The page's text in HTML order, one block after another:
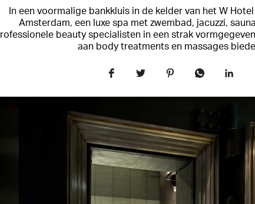
In een voormalige bankkluis in de kelder van het W
Amsterdam, een luxe spa met zwembad, jacuzzi,
rofessionele beauty specialisten in een strak
aan body treatments en massages